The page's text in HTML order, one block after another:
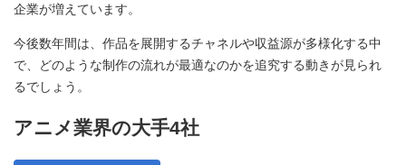
企業が増えています。
今後数年間は、作品を展開するチャネルや収益源が多様化する中
で、どのような制作の流れが最適なのかを追究する動きが見られ
るでしょう。
アニメ業界の大手4社